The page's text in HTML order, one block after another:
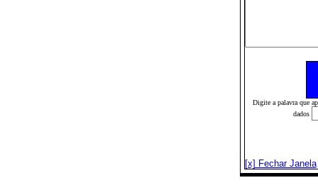
Digite a palavra que
dados
[x] Fechar Janela